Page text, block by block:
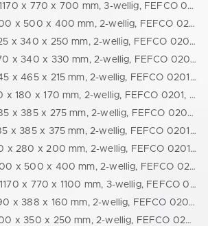
Faltkarton DD500, 1170 x 770 x 700 mm, 3-wellig, FEFCO 0201, braun (24115074570)
Faltkarton DD60, 500 x 500 x 400 mm, 2-wellig, FEFCO 0201, braun (24500500400)
Faltkarton DD64, 525 x 340 x 250 mm, 2-wellig, FEFCO 0201, braun (77714284152)
Faltkarton DD65, 570 x 340 x 330 mm, 2-wellig, FEFCO 0201, braun (24570340330)
Faltkarton DD68, 545 x 465 x 215 mm, 2-wellig, FEFCO 0201, braun (77726328177)
Faltkarton DD7, 280 x 180 x 170 mm, 2-wellig, FEFCO 0201, braun (24280180170)
Faltkarton DD70, 585 x 385 x 275 mm, 2-wellig, FEFCO 0201, braun (24585385275)
Faltkarton DD75, 585 x 385 x 375 mm, 2-wellig, FEFCO 0201, braun (24600400402)
Faltkarton DD8, 280 x 280 x 200 mm, 2-wellig, FEFCO 0201, braun (24280280200)
Faltkarton DD80, 600 x 500 x 400 mm, 2-wellig, FEFCO 0201, braun (24600500400)
Faltkarton DD800, 1170 x 770 x 1100 mm, 3-wellig, FEFCO 0201, braun (24117077011)
Faltkarton DD83, 590 x 388 x 160 mm, 2-wellig, FEFCO 0201, braun (77720134131)
Faltkarton DD84, 600 x 350 x 250 mm, 2-wellig, FEFCO 0201, braun (24600350250)